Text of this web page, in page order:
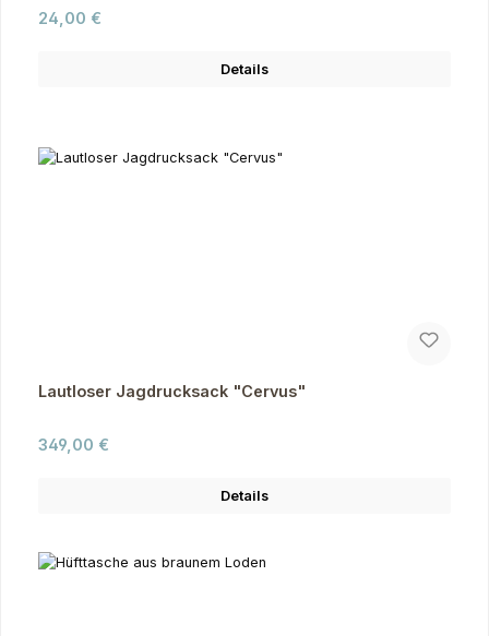
Regulärer Preis:
24,00 €
Details
Lautloser Jagdrucksack "Cervus"
Regulärer Preis:
349,00 €
Details